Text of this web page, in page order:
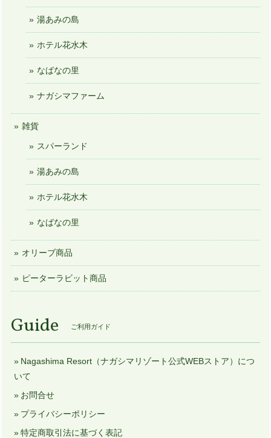
湯あみの島
ホテル花水木
なばなの里
ナガシマファーム
雑貨
スパーランド
湯あみの島
ホテル花水木
なばなの里
オリーブ商品
ピーターラビット商品
Guide ご利用ガイド
Nagashima Resort（ナガシマリゾート公式WEBストア）につ
いて
お問合せ
プライバシーポリシー
特定商取引法に基づく表記